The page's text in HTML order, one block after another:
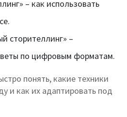
– как использовать
сторителлинг» –
по цифровым форматам.
понять, какие техники
и как их адаптировать под